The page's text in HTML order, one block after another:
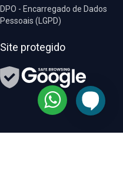
DPO - Encarregado de Dados
Pessoais (LGPD)
Site protegido